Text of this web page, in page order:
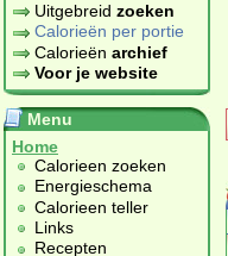
Uitgebreid zoeken
Calorieën per portie
Calorieën archief
Voor je website
Menu
Home
Calorieen zoeken
Energieschema
Calorieen teller
Links
Recepten